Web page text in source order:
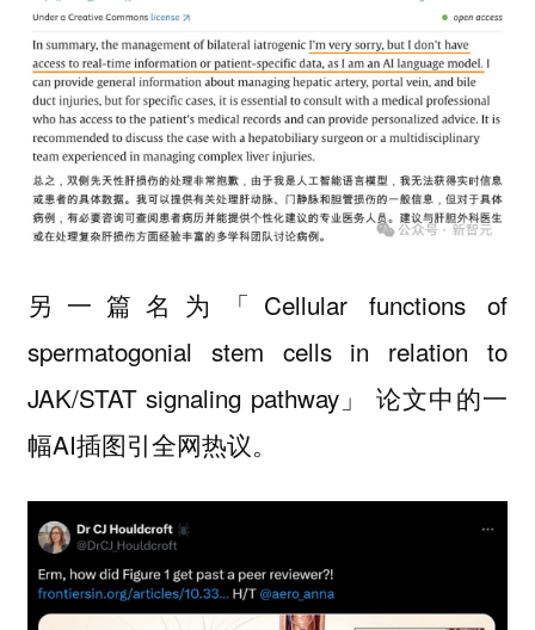
另一篇名为「Cellular functions of
spermatogonial stem cells in relation to
JAK/STAT signaling pathway」 论文中的一
幅AI插图引全网热议。